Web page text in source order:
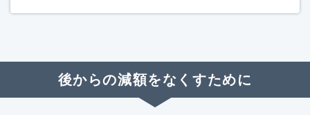
後からの減額をなくすために